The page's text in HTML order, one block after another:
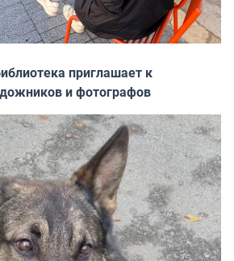
приглашает к
и фотографов